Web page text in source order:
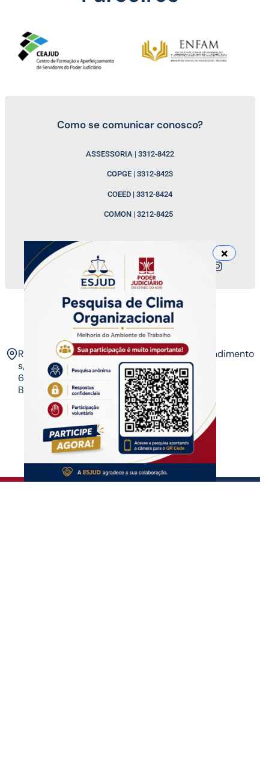
Como se comunicar conosco?
ASSESSORIA | 3312-8422
COPGE | 3312-8423
COEED | 3312-8424
COMON | 3212-8425
Nossos canais
ESJUD
Rua Tribunal de Justiça,
s/n. Via Verde.
69.915-631 – Rio
Branco-AC.​
Horário de Atendimento
07 às 14 horas​
Copyrigth ® | Escola do Poder Judiciário
Todos os direitos reservados